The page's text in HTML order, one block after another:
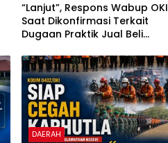
“Lanjut”, Respons Wabup OKI
Saat Dikonfirmasi Terkait
Dugaan Praktik Jual Beli
DAERAH